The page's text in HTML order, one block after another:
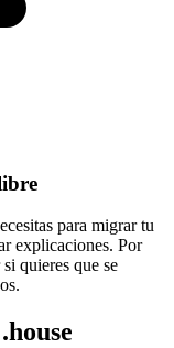
para migrar tu
explicaciones. Por
quieres que se